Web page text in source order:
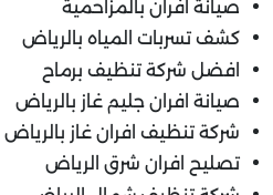
صيانة افران بالمزاحمية
كشف تسربات المياه بالرياض
افضل شركة تنظيف برماح
صيانة افران جليم غاز بالرياض
شركة تنظيف افران غاز بالرياض
تصليح افران شرق الرياض